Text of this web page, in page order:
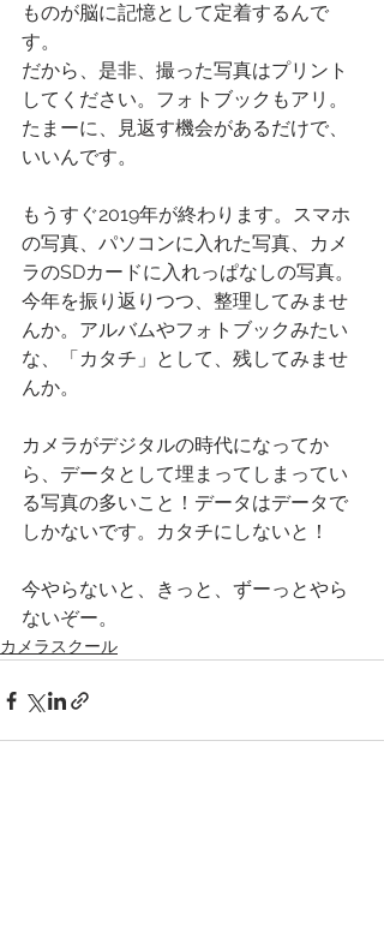
ものが脳に記憶として定着するんで
す。
だから、是非、撮った写真はプリント
してください。フォトブックもアリ。
たまーに、見返す機会があるだけで、
いいんです。
もうすぐ2019年が終わります。スマホ
の写真、パソコンに入れた写真、カメ
ラのSDカードに入れっぱなしの写真。
今年を振り返りつつ、整理してみませ
んか。アルバムやフォトブックみたい
な、「カタチ」として、残してみませ
んか。
カメラがデジタルの時代になってか
ら、データとして埋まってしまってい
る写真の多いこと！データはデータで
しかないです。カタチにしないと！
今やらないと、きっと、ずーっとやら
ないぞー。
カメラスクール